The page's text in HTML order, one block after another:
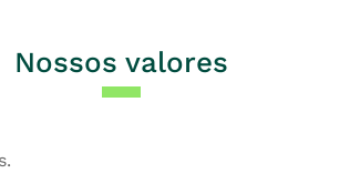
Nossos valores